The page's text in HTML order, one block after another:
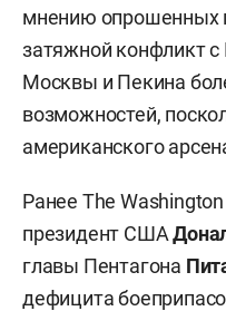
мнению опрошенных
затяжной конфликт
Москвы и Пекина
возможностей,
американского
Ранее The
президент США
главы Пентагона
дефицита